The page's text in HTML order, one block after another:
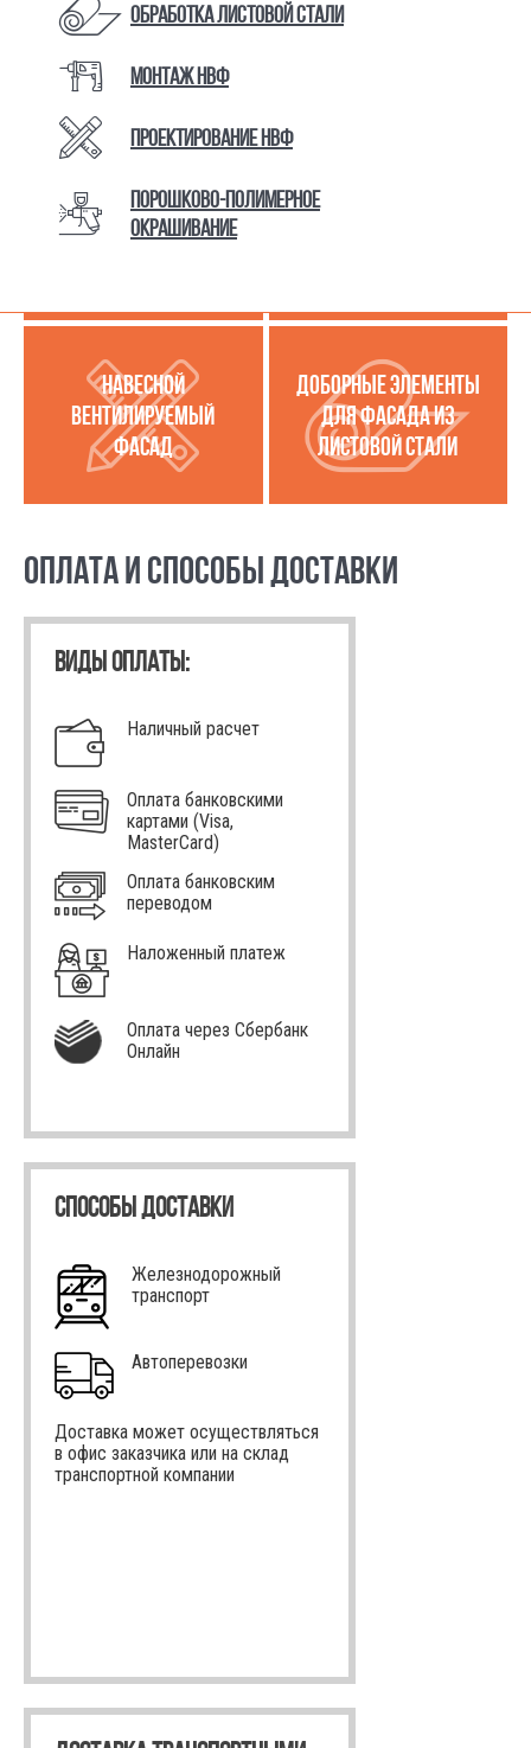
Обработка листовой стали
Монтаж НВФ
Проектирование НВФ
Порошково-полимерное
окрашивание
КАТАЛОГ ТОВАРОВ И УСЛУГ
УСЛУГИ ПО РАБОТЕ С
ЛИСТОВОЙ СТАЛЬЮ
МЕТАЛЛОКАССЕТЫ
НАВЕСНОЙ
ВЕНТИЛИРУЕМЫЙ
ФАСАД
ДОБОРНЫЕ ЭЛЕМЕНТЫ
ДЛЯ ФАСАДА ИЗ
ЛИСТОВОЙ СТАЛИ
ОПЛАТА И СПОСОБЫ ДОСТАВКИ
ВИДЫ ОПЛАТЫ:
Наличный расчет
Оплата банковскими
картами (Visa,
MasterCard)
Оплата банковским
переводом
Наложенный платеж
Оплата через Сбербанк
Онлайн
СПОСОБЫ ДОСТАВКИ
Железнодорожный
транспорт
Автоперевозки
Доставка может осуществляться
в офис заказчика или на склад
транспортной компании